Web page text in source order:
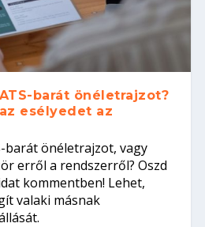
barát önéletrajzot?
esélyedet az
barát önéletrajzot, vagy
erről a rendszerről? Oszd
kommentben! Lehet,
valaki másnak